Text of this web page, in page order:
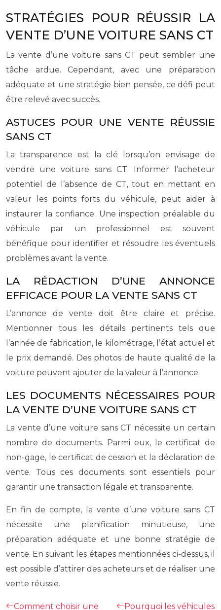
STRATÉGIES POUR RÉUSSIR LA
VENTE D’UNE VOITURE SANS CT
La vente d’une voiture sans CT peut sembler une
tâche ardue. Cependant, avec une préparation
adéquate et une stratégie bien pensée, ce défi peut
être relevé avec succès.
ASTUCES POUR UNE VENTE RÉUSSIE
SANS CT
La transparence est la clé lorsqu’on envisage de
vendre une voiture sans CT. Informer l’acheteur
potentiel de l’absence de CT, tout en mettant en
valeur les points forts du véhicule, peut aider à
instaurer la confiance. Une inspection préalable du
véhicule par un professionnel est souvent
bénéfique pour identifier et résoudre les éventuels
problèmes avant la vente.
LA RÉDACTION D’UNE ANNONCE
EFFICACE POUR LA VENTE SANS CT
L’annonce de vente doit être claire et précise.
Mentionner tous les détails pertinents tels que
l’année de fabrication, le kilométrage, l’état actuel et
le prix demandé. Des photos de haute qualité de la
voiture peuvent ajouter de la valeur à l’annonce.
LES DOCUMENTS NÉCESSAIRES POUR
LA VENTE D’UNE VOITURE SANS CT
La vente d’une voiture sans CT nécessite un certain
nombre de documents. Parmi eux, le certificat de
non-gage, le certificat de cession et la déclaration de
vente. Tous ces documents sont essentiels pour
garantir une transaction légale et transparente.
En fin de compte, la vente d’une voiture sans CT
nécessite une planification minutieuse, une
préparation adéquate et une bonne stratégie de
vente. En suivant les étapes mentionnées ci-dessus, il
est possible d’attirer des acheteurs et de réaliser une
vente réussie.
Comment choisir une Pourquoi les véhicules